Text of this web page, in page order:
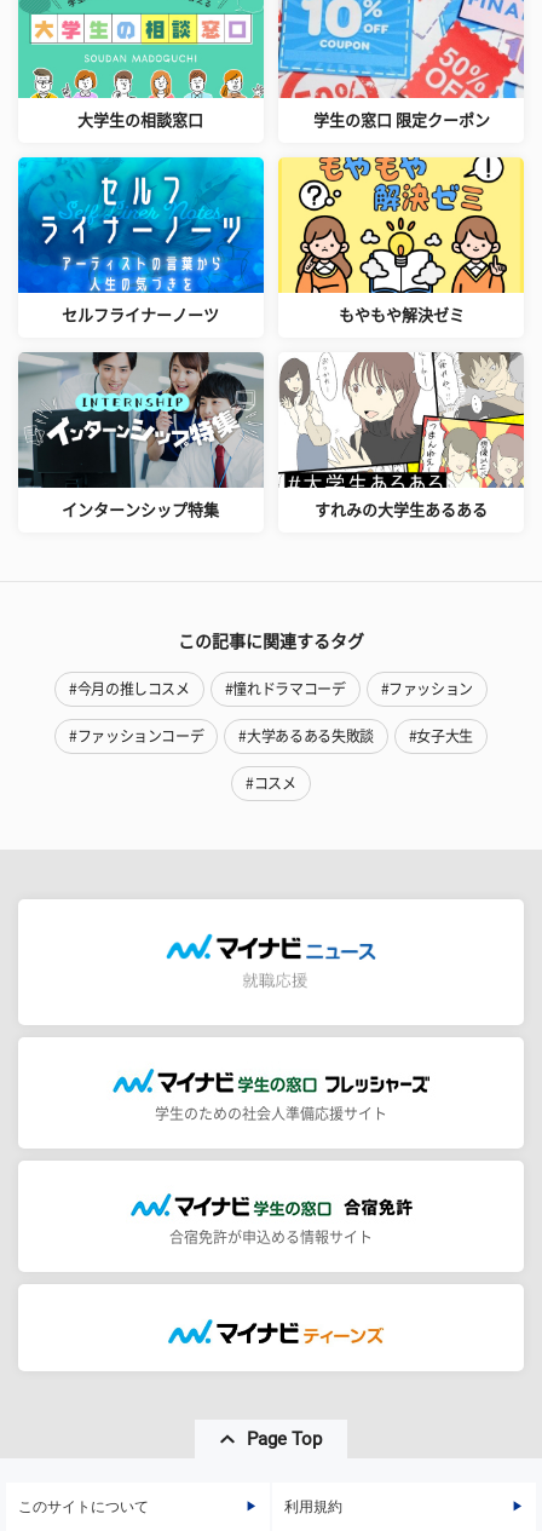
大学生の相談窓口 学生の窓口 限定クーポン
セルフライナーノーツ もやもや解決ゼミ
インターンシップ特集 すれみの大学生あるある
この記事に関連するタグ
#今月の推しコスメ #憧れドラマコーデ #ファッション
#ファッションコーデ #大学あるある失敗談 #女子大生
#コスメ
学生のための社会人準備応援サイト
合宿免許が申込める情報サイト
Page Top
このサイトについて 利用規約